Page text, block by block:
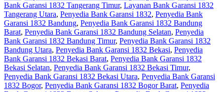
Bank Garansi 1832 Tangerang Timur, Layanan Bank Garansi 1832
Tangerang Utara, Penyedia Bank Garansi 1832, Penyedia Bank
Garansi 1832 Bandung, Penyedia Bank Garansi 1832 Bandung
Barat, Penyedia Bank Garansi 1832 Bandung Selatan, Penyedia
Bank Garansi 1832 Bandung Timur, Penyedia Bank Garansi 1832
Bandung Utara, Penyedia Bank Garansi 1832 Bekasi, Penyedia
Bank Garansi 1832 Bekasi Barat, Penyedia Bank Garansi 1832
Bekasi Selatan, Penyedia Bank Garansi 1832 Bekasi Timur,
Penyedia Bank Garansi 1832 Bekasi Utara, Penyedia Bank Garansi
1832 Bogor, Penyedia Bank Garansi 1832 Bogor Barat, Penyedia